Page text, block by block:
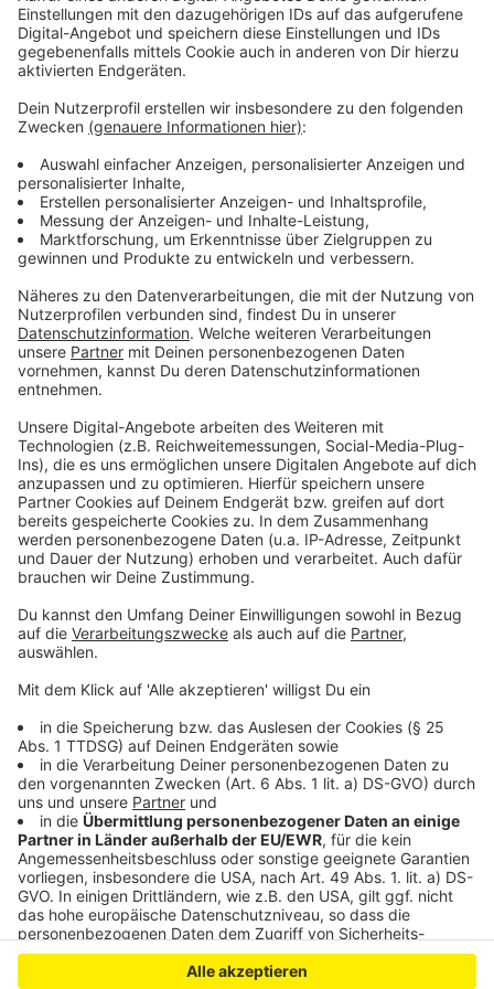
Anzeige
Anzeige
Vorstellen brauchen wir ihn euch nicht. Seit 2003
treibt Jürgen Bangert nun als "Elvis Eifel" seine Späße
am Telefon mit seinen Hörerinnen und Hörern im Radio.
Aber selbst seine 'Opfer' müssen am Ende mit lachen -
wenn auch nicht immer. Und weil ihr nicht genug von
ihm bekommen könnt, ist Elvis nun unter die Podcaster
gegangen. Somit steht euch Elvis rund um die Uhr zur
Verfügung. Hier bekommt Ihr außerdem den
"Directors-Cut" - die Original-Telefonate in längerer
Version. Elvis wird sich mit Kollegen und ehemaligen
"Opfern" über die Telefonate aus den letzten zwei
Jahrzehnten unterhalten. Wir erfahren auch, wie es ihm
dabei ergangen ist und wobei er selbst mal ins
Schleudern gekommen ist. Viel Spaß beim Zuhören und
bitte nicht erschrecken, wenn dabei das Telefon
klingelt. Es muss ja nicht unbedingt Elvis Eifel dran
sein.
Anzeige
Anzeige
Anzeige